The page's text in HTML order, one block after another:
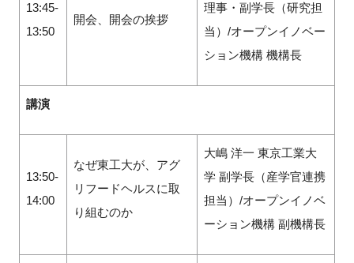
13:45-
13:50
開会、開会の挨拶
理事・副学長（研究担
当）/オープンイノベー
ション機構 機構長
講演
13:50-
14:00
なぜ東工大が、アグ
リフードヘルスに取
り組むのか
大嶋 洋一 東京⼯業⼤
学 副学長（産学官連携
担当）/オープンイノベ
ーション機構 副機構長